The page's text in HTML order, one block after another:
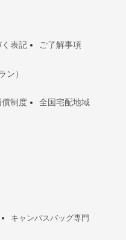
表記 ご了解事項
ン）
制度 全国宅配地域
キャンバスバッグ専門